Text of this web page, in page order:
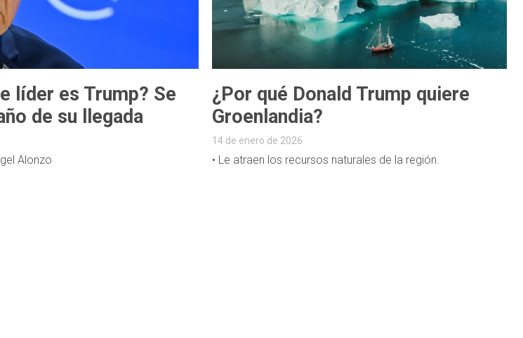
líder es Trump? Se
de su llegada
Alonzo
¿Por qué Donald Trump quiere
Groenlandia?
14 de enero de 2026
• Le atraen los recursos naturales de la región.